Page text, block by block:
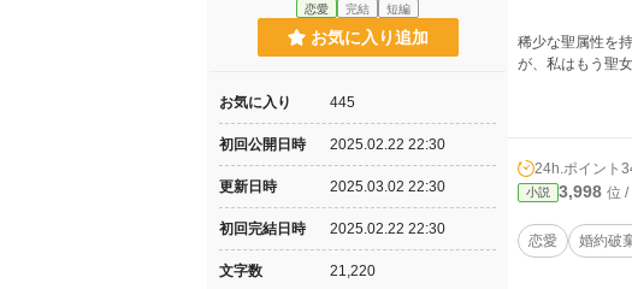
稀少な聖属性を
が、私はもう聖
24h.ポイント
小説 3,998 位
恋愛 婚約破
恋愛 完結 短編
お気に入り追加
お気に入り 445
初回公開日時 2025.02.22 22:30
更新日時 2025.03.02 22:30
初回完結日時 2025.02.22 22:30
文字数 21,220